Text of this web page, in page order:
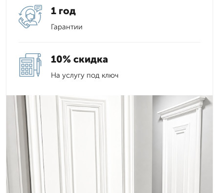
1 год
Гарантии
10% скидка
На услугу под ключ